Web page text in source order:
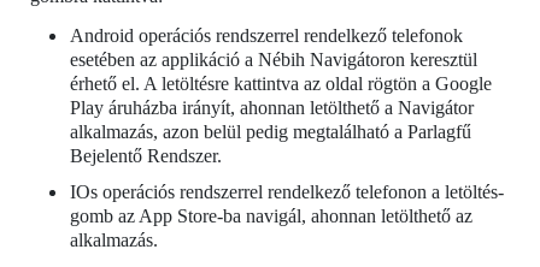
Android operációs rendszerrel rendelkező telefonok
esetében az applikáció a Nébih Navigátoron keresztül
érhető el. A letöltésre kattintva az oldal rögtön a Google
Play áruházba irányít, ahonnan letölthető a Navigátor
alkalmazás, azon belül pedig megtalálható a Parlagfű
Bejelentő Rendszer.
IOs operációs rendszerrel rendelkező telefonon a letöltés-
gomb az App Store-ba navigál, ahonnan letölthető az
alkalmazás.